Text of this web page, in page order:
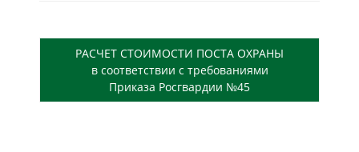
РАСЧЕТ СТОИМОСТИ ПОСТА ОХРАНЫ
в соответствии с требованиями
Приказа Росгвардии №45